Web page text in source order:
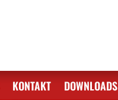
KONTAKT DOWNLOADS